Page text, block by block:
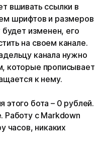
вшивать ссылки в
шрифтов и размеров
будет изменен, его
на своем канале.
канала нужно
которые прописывает
к нему.
этого бота – 0 рублей.
Работу с Markdown
часов, никаких